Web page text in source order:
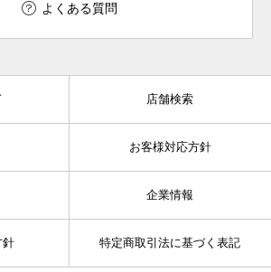
よくある質問
店舗検索
お客様対応方針
企業情報
針 特定商取引法に基づく表記